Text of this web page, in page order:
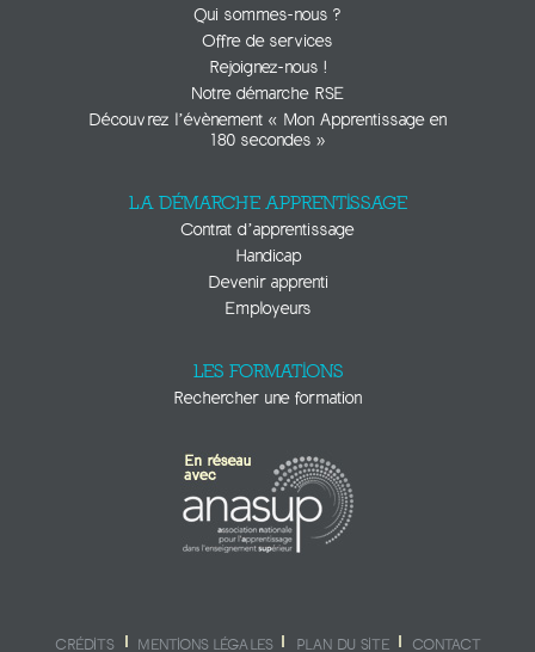
Qui sommes-nous ?
Offre de services
Rejoignez-nous !
Notre démarche RSE
Découvrez l’évènement « Mon Apprentissage en
180 secondes »
LA DÉMARCHE APPRENTISSAGE
Contrat d’apprentissage
Handicap
Devenir apprenti
Employeurs
LES FORMATIONS
Rechercher une formation
CRÉDITS MENTIONS LÉGALES PLAN DU SITE CONTACT